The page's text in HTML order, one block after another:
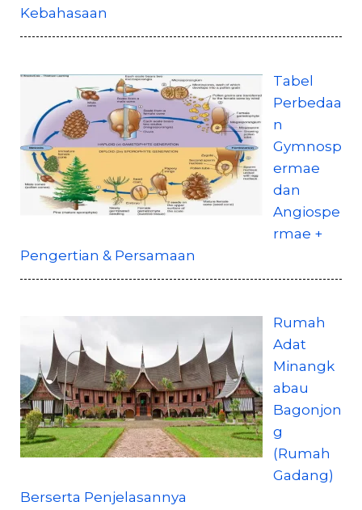
Kebahasaan
Tabel
Perbedaa
n
Gymnosp
ermae
dan
Angiospe
rmae +
Pengertian & Persamaan
Rumah
Adat
Minangk
abau
Bagonjon
g
(Rumah
Gadang)
Berserta Penjelasannya